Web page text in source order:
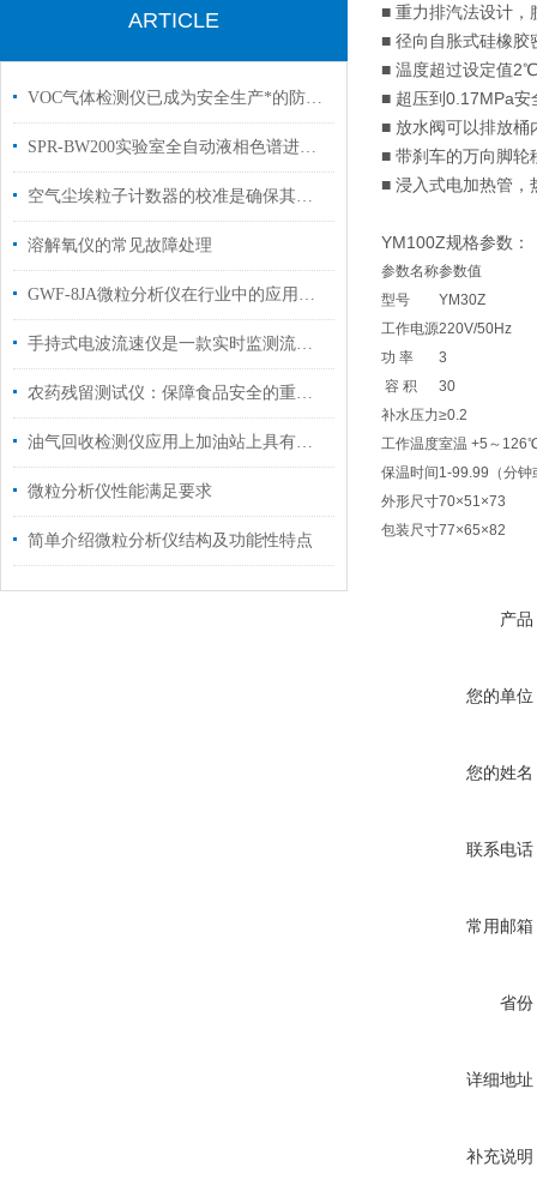
ARTICLE
VOC气体检测仪已成为安全生产*的防护设备
SPR-BW200实验室全自动液相色谱进样瓶洗瓶机工作原理
空气尘埃粒子计数器的校准是确保其测量准确性的关键步骤
溶解氧仪的常见故障处理
GWF-8JA微粒分析仪在行业中的应用及突出特点
手持式电波流速仪是一款实时监测流体运动的便携利器
农药残留测试仪：保障食品安全的重要工具
油气回收检测仪应用上加油站上具有什么特点？
微粒分析仪性能满足要求
简单介绍微粒分析仪结构及功能性特点
■ 重力排汽法设计，
■ 径向自胀式硅橡胶
■ 温度超过设定值
■ 超压到0.17MPa安
■ 放水阀可以排放桶
■ 带刹车的万向脚轮
■ 浸入式电加热管，
YM100Z规格参数：
参数名称参数值
型号
YM30Z
工作电源220V/50Hz
功 率
3
容 积
30
补水压力≥0.2
工作温度室温 +5～
保温时间 1-99.99（分钟
外形尺寸70×51×73
包装尺寸77×65×82
产品
您的单位
您的姓名
联系电话
常用邮箱
省份
详细地址
补充说明